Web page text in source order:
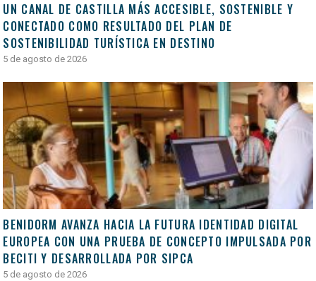
UN CANAL DE CASTILLA MÁS ACCESIBLE, SOSTENIBLE Y
CONECTADO COMO RESULTADO DEL PLAN DE
SOSTENIBILIDAD TURÍSTICA EN DESTINO
5 de agosto de 2026
BENIDORM AVANZA HACIA LA FUTURA IDENTIDAD DIGITAL
EUROPEA CON UNA PRUEBA DE CONCEPTO IMPULSADA POR
BECITI Y DESARROLLADA POR SIPCA
5 de agosto de 2026